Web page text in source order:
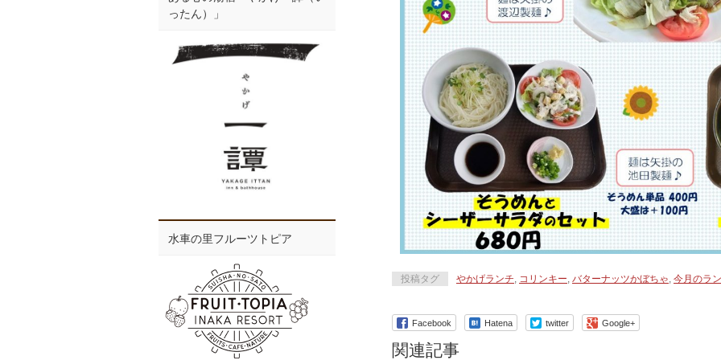
投稿タグ やかげランチ, コリンキー, バターナッツかぼちゃ, 今月のラ
Facebook Hatena twitter Google+
関連記事
ったん）」
水車の里フルーツトピア